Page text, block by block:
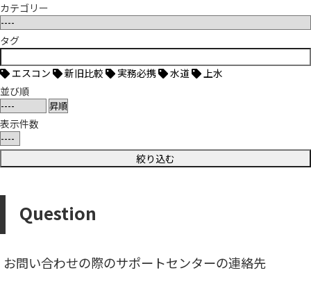
カテゴリー
タグ
エスコン 新旧比較 実務必携 水道
上水
並び順
表示件数
Question
お問い合わせの際のサポートセンターの連絡先